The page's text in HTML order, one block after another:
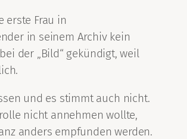
erste Frau in
in seinem Archiv kein
der „Bild“ gekündigt, weil
und es stimmt auch nicht.
nicht annehmen wollte,
anders empfunden werden.